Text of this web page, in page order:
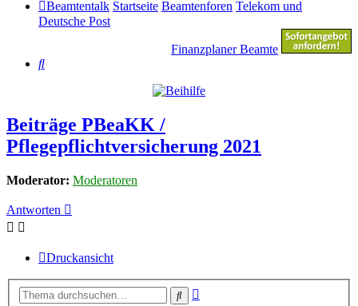
Beamtentalk Startseite Beamtenforen Telekom und
Deutsche Post
Finanzplaner Beamte
Suche
Beiträge PBeaKK /
Pflegepflichtversicherung 2021
Moderator: Moderatoren
Antworten
Druckansicht
Suche